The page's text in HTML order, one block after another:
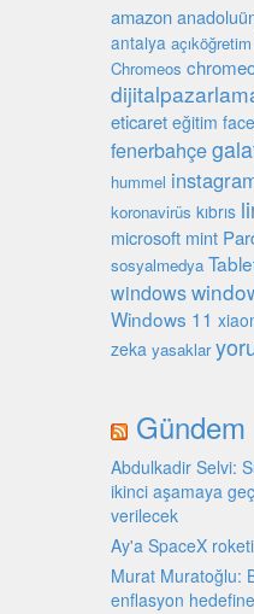
amazon
antalya açıköğretim
Chromeos
eticaret eğitim
fenerbahçe
hummel
koronavirüs kıbrıs
microsoft mint
sosyalmedya
windows
Windows 11
zeka yasaklar
Gündem
Abdulkadir Selvi:
ikinci aşamaya
verilecek
Ay'a SpaceX
Murat Muratoğlu:
enflasyon